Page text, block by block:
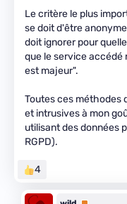
Le critère le plus
se doit d'être
doit ignorer pour
que le service accédé
est majeur".
Toutes ces méthodes
et intrusives à mon
utilisant des données
RGPD).
4